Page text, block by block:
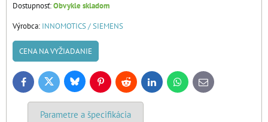
Dostupnosť:Obvykle skladom
Výrobca: INNOMOTICS / SIEMENS
CENA NA VYŽIADANIE
FacebookTwitter BlueskyPinterestReddit LinkedInWhatsApp
E-
mail
Parametre a špecifikácia